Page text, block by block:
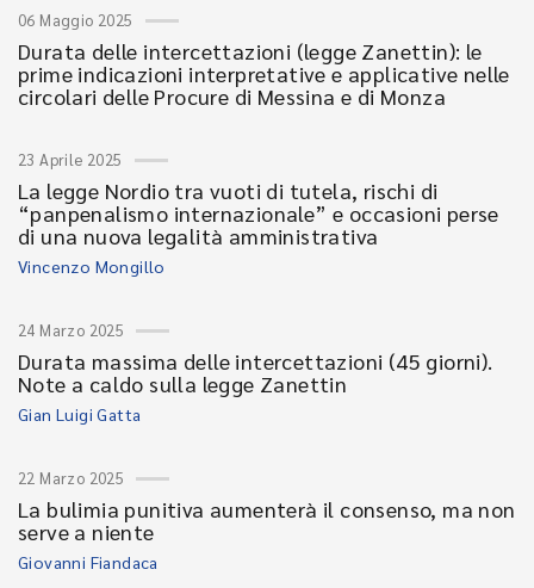
06 Maggio 2025
Durata delle intercettazioni (legge Zanettin): le
prime indicazioni interpretative e applicative nelle
circolari delle Procure di Messina e di Monza
23 Aprile 2025
La legge Nordio tra vuoti di tutela, rischi di
“panpenalismo internazionale” e occasioni perse
di una nuova legalità amministrativa
Vincenzo Mongillo
24 Marzo 2025
Durata massima delle intercettazioni (45 giorni).
Note a caldo sulla legge Zanettin
Gian Luigi Gatta
22 Marzo 2025
La bulimia punitiva aumenterà il consenso, ma non
serve a niente
Giovanni Fiandaca